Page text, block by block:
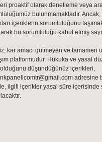
proaktif olarak denetleme veya
bulunmamaktadır.
içeriklerin sorumluluğunu
bu sorumluluğu kabul etmiş
kar amacı gütmeyen ve tamamen
platformudur. Hukuka ve yasal
olduğunu düşündüğünüz içerikleri,
adresine
ilgili içerikler yasal süre içerisinde